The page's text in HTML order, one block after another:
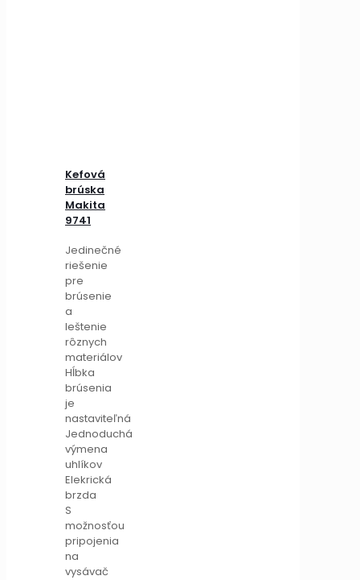
Kefová
brúska
Makita
9741
Jedinečné
riešenie
pre
brúsenie
a
leštenie
rôznych
materiálov
Hĺbka
brúsenia
je
nastaviteľná
Jednoduchá
výmena
uhlíkov
Elekrická
brzda
S
možnosťou
pripojenia
na
vysávač